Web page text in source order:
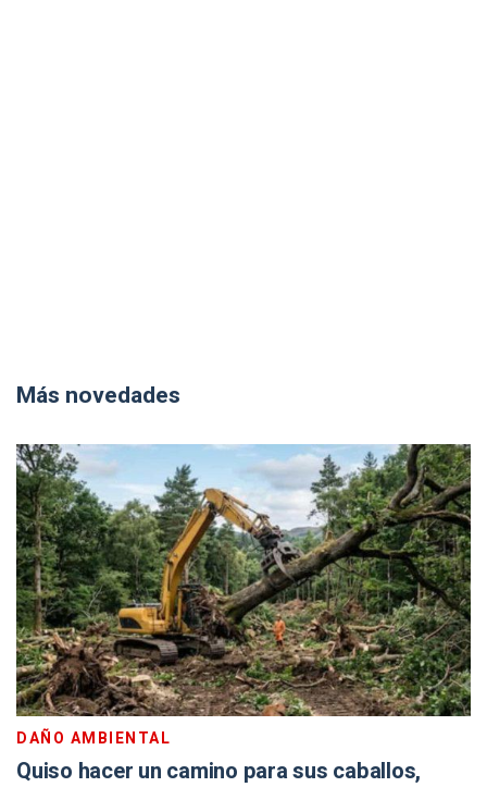
Más novedades
DAÑO AMBIENTAL
Quiso hacer un camino para sus caballos,